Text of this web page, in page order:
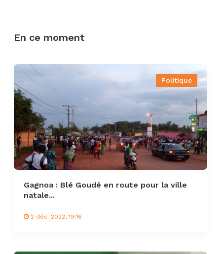
En ce moment
Politique
Gagnoa : Blé Goudé en route pour la ville
natale...
2 déc. 2022, 19:16